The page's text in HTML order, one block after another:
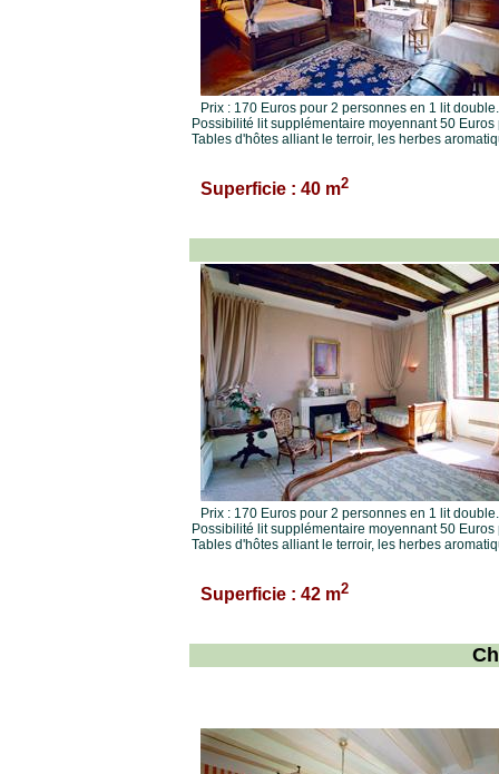
Prix : 170 Euros pour 2 personnes en 1 lit double.
Possibilité lit supplémentaire moyennant 50
Tables d'hôtes alliant le terroir, les herbes
Superficie : 40 m2
Prix : 170 Euros pour 2 personnes en 1 lit double.
Possibilité lit supplémentaire moyennant 50
Tables d'hôtes alliant le terroir, les herbes
Superficie : 42 m2